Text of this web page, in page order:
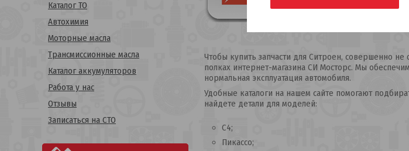
Запчасти для ТО
Чтобы купить запчасти для Ситроен, совершенно
полках интернет-магазина СИ Мосторс. Мы
нормальная эксплуатация автомобиля.
Удобные каталоги на нашем сайте помогают
найдете детали для моделей:
С4;
Пикассо;
Каталог ТО
Автохимия
Моторные масла
Трансмиссионные масла
Каталог аккумуляторов
Работа у нас
Отзывы
Записаться на СТО